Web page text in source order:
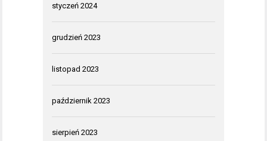
styczeń 2024
grudzień 2023
listopad 2023
październik 2023
sierpień 2023